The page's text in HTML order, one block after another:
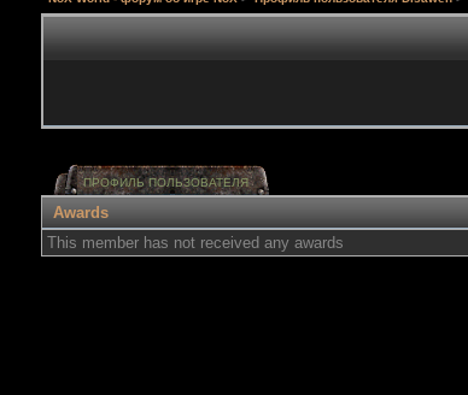
ПРОФИЛЬ ПОЛЬЗОВАТЕЛЯ
Awards
This member has not received any awards